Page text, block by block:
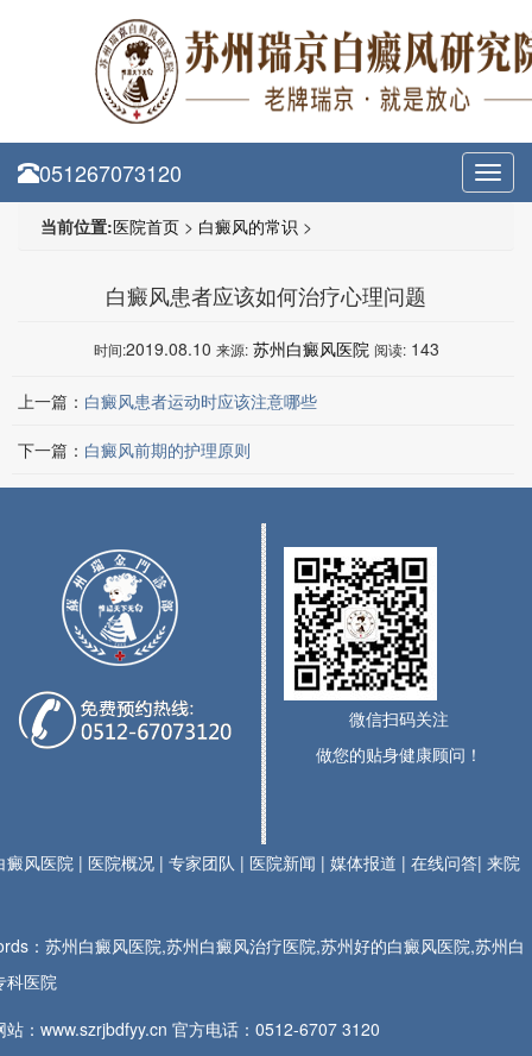
051267073120
当前位置:医院首页 > 白癜风的常识 >
白癜风患者应该如何治疗心理问题
时间:2019.08.10 来源: 苏州白癜风医院 阅读: 143
上一篇： 白癜风患者运动时应该注意哪些
下一篇： 白癜风前期的护理原则
微信扫码关注
做您的贴身健康顾问！
癜风医院 | 医院概况 |专家团队 | 医院新闻 |媒体报道 |在线问答|来院
：苏州白癜风医院,苏州白癜风治疗医院,苏州好的白癜风医院,苏州白
科医院
站：www.szrjbdfyy.cn 官方电话：0512-6707 3120